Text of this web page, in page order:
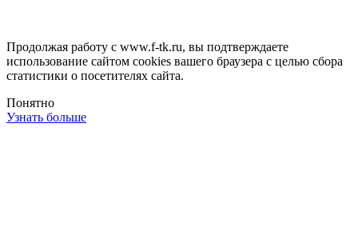
Продолжая работу с www.f-tk.ru, вы подтверждаете
использование сайтом cookies вашего браузера с целью сбора
статистики о посетителях сайта.
Понятно
Узнать больше